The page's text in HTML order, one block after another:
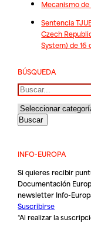
Mecanismo
Sentencia
Czech
System) de 16
BÚSQUEDA
Buscar
INFO-EUROPA
Si quieres recibir
Documentación
newsletter Info-
Suscribirse
*Al realizar la